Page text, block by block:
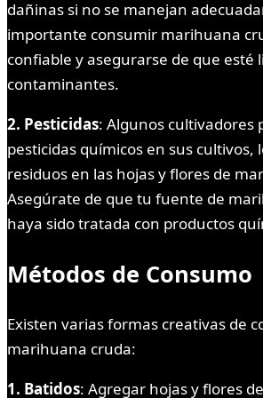
dañinas si no se manejan
importante consumir marihuana
confiable y asegurarse de que esté
contaminantes.
2. Pesticidas: Algunos cultivadores
pesticidas químicos en sus cultivos,
residuos en las hojas y flores de
Asegúrate de que tu fuente de
haya sido tratada con productos
Métodos de Consumo
Existen varias formas creativas de
marihuana cruda:
1. Batidos: Agregar hojas y flores